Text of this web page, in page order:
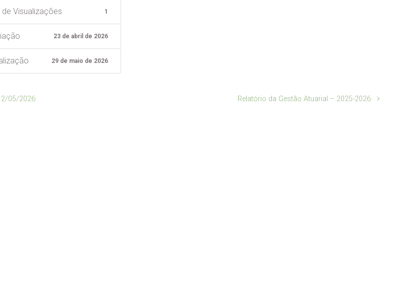
Visualizações 1
23 de abril de 2026
29 de maio de 2026
05/2026 Relatório da Gestão Atuarial – 2025-2026